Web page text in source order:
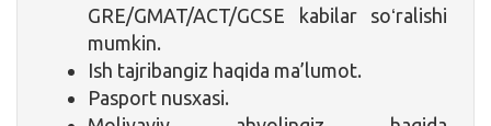
GRE/GMAT/ACT/GCSE kabilar soʻralishi
mumkin.
Ish tajribangiz haqida ma’lumot.
Pasport nusxasi.